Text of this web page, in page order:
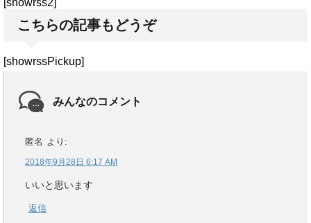
[showrss2]
こちらの記事もどうぞ
[showrssPickup]
みんなのコメント
匿名 より:
2018年9月28日 6:17 AM
いいと思います
返信